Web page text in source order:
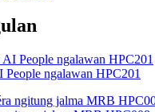
ngalawan HPC201